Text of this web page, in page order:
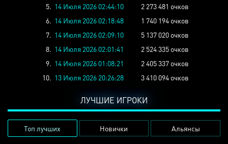
5. 14 Июля 2026 02:44:10
2 273 481 очков
6. 14 Июля 2026 02:18:48
1 740 194 очков
7. 14 Июля 2026 02:09:10
5 137 020 очков
8. 14 Июля 2026 02:01:41
2 524 335 очков
9. 14 Июля 2026 01:08:21
2 405 337 очков
10. 13 Июля 2026 20:26:28 3 410 094 очков
ЛУЧШИЕ ИГРОКИ
Топ лучших Новички Альянсы